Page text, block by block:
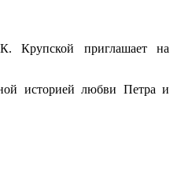
Крупской приглашает на
историей любви Петра и